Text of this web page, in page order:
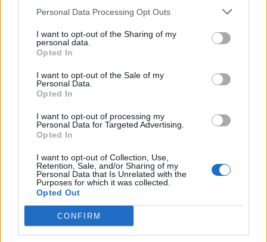
Personal Data Processing Opt Outs
I want to opt-out of the Sharing of my
personal data.
Opted In
I want to opt-out of the Sale of my
Personal Data.
Opted In
I want to opt-out of processing my
Personal Data for Targeted Advertising.
Opted In
I want to opt-out of Collection, Use,
Retention, Sale, and/or Sharing of my
Personal Data that Is Unrelated with the
Purposes for which it was collected.
Opted Out
CONFIRM
🪐🚀 Canciones para Ver las Estrellas:
Psicodelia y Space Rock 🎸✨
🌌🚀 Viaje intergaláctico: la mejor selección de